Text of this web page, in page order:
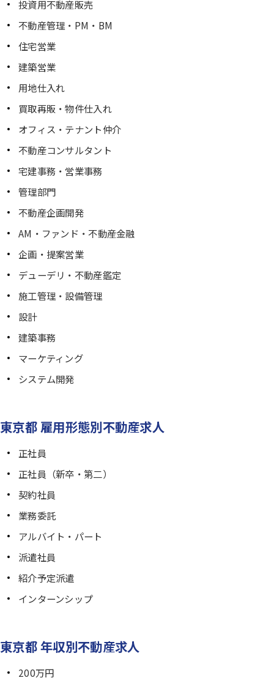
投資用不動産販売
不動産管理・PM・BM
住宅営業
建築営業
用地仕入れ
買取再販・物件仕入れ
オフィス・テナント仲介
不動産コンサルタント
宅建事務・営業事務
管理部門
不動産企画開発
AM・ファンド・不動産金融
企画・提案営業
デューデリ・不動産鑑定
施工管理・設備管理
設計
建築事務
マーケティング
システム開発
東京都 雇用形態別不動産求人
正社員
正社員（新卒・第二）
契約社員
業務委託
アルバイト・パート
派遣社員
紹介予定派遣
インターンシップ
東京都 年収別不動産求人
200万円